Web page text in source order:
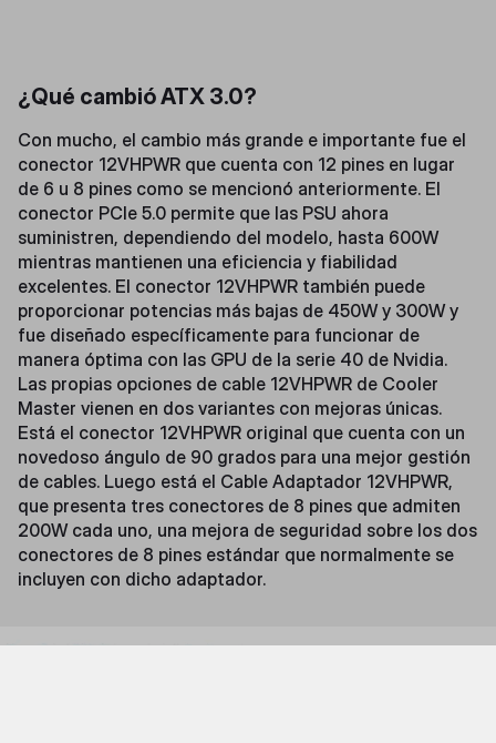
¿Qué cambió ATX 3.0?
Con mucho, el cambio más grande e importante fue el
conector 12VHPWR que cuenta con 12 pines en lugar
de 6 u 8 pines como se mencionó anteriormente. El
conector PCIe 5.0 permite que las PSU ahora
suministren, dependiendo del modelo, hasta 600W
mientras mantienen una eficiencia y fiabilidad
excelentes. El conector 12VHPWR también puede
proporcionar potencias más bajas de 450W y 300W y
fue diseñado específicamente para funcionar de
manera óptima con las GPU de la serie 40 de Nvidia.
Las propias opciones de cable 12VHPWR de Cooler
Master vienen en dos variantes con mejoras únicas.
Está el conector 12VHPWR original que cuenta con un
novedoso ángulo de 90 grados para una mejor gestión
de cables. Luego está el Cable Adaptador 12VHPWR,
que presenta tres conectores de 8 pines que admiten
200W cada uno, una mejora de seguridad sobre los dos
conectores de 8 pines estándar que normalmente se
incluyen con dicho adaptador.